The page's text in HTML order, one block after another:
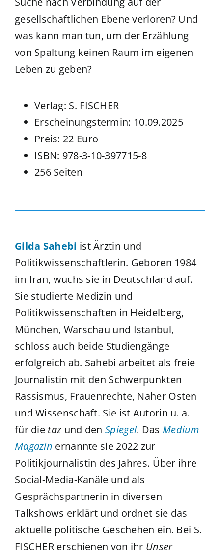
gesellschaftlichen Ebene verloren? Und
was kann man tun, um der Erzählung
von Spaltung keinen Raum im eigenen
Leben zu geben?
Verlag: S. FISCHER
Erscheinungstermin: 10.09.2025
Preis: 22 Euro
ISBN: 978-3-10-397715-8
256 Seiten
Gilda Sahebi ist Ärztin und
Politikwissenschaftlerin. Geboren 1984
im Iran, wuchs sie in Deutschland auf.
Sie studierte Medizin und
Politikwissenschaften in Heidelberg,
München, Warschau und Istanbul,
schloss auch beide Studiengänge
erfolgreich ab. Sahebi arbeitet als freie
Journalistin mit den Schwerpunkten
Rassismus, Frauenrechte, Naher Osten
und Wissenschaft. Sie ist Autorin u. a.
für die taz und den Spiegel. Das Medium
Magazin ernannte sie 2022 zur
Politikjournalistin des Jahres. Über ihre
Social-Media-Kanäle und als
Gesprächspartnerin in diversen
Talkshows erklärt und ordnet sie das
aktuelle politische Geschehen ein. Bei S.
FISCHER erschienen von ihr Unser